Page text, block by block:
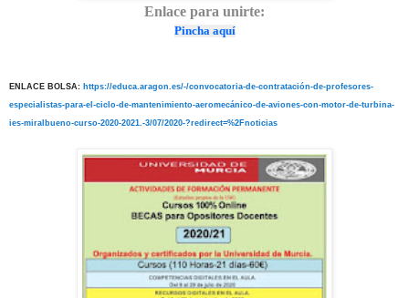
Enlace para unirte:
Pincha aquí
ENLACE BOLSA: https://educa.aragon.es/-/convocatoria-de-contratación-de-profesores-
especialistas-para-el-ciclo-de-mantenimiento-aeromecánico-de-aviones-con-motor-de-turbina-
ies-miralbueno-curso-2020-2021.-3/07/2020-?redirect=%2Fnoticias